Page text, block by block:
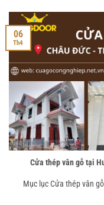
Cửa thép vân gỗ tại
Mục lục Cửa thép vân
06
Th4